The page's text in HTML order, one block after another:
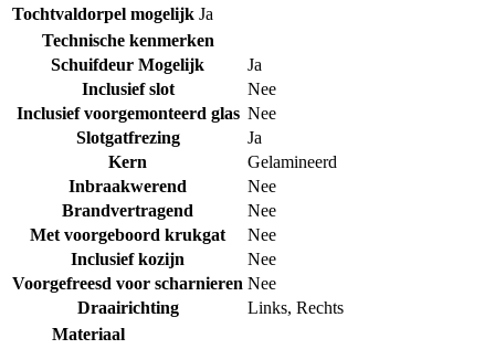
Tochtvaldorpel mogelijk Ja
Technische kenmerken
Schuifdeur Mogelijk
Ja
Inclusief slot
Nee
Inclusief voorgemonteerd glas Nee
Slotgatfrezing
Ja
Kern
Gelamineerd
Inbraakwerend
Nee
Brandvertragend
Nee
Met voorgeboord krukgat
Nee
Inclusief kozijn
Nee
Voorgefreesd voor scharnieren Nee
Draairichting
Links, Rechts
Materiaal